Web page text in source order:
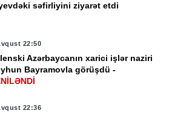
səfirliyini ziyarət etdi
22:50
Azərbaycanın xarici işlər naziri
Bayramovla görüşdü -
22:36